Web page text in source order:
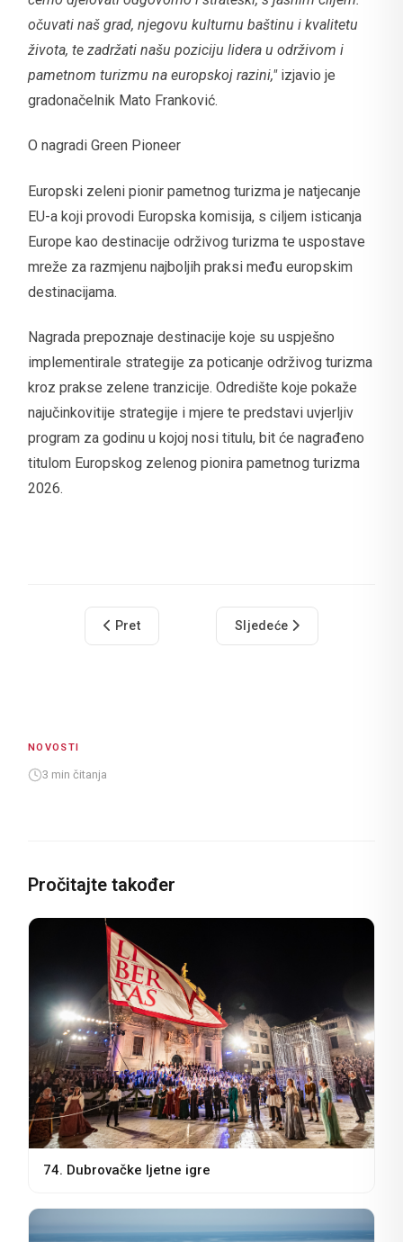
NOVOSTI
3 min čitanja
očuvati naš grad, njegovu kulturnu baštinu i kvalitetu
života, te zadržati našu poziciju lidera u održivom i
pametnom turizmu na europskoj razini,"izjavio je
gradonačelnik Mato Franković.
O nagradi Green Pioneer
Europski zeleni pionir pametnog turizma je natjecanje
EU-a koji provodi Europska komisija, s ciljem isticanja
Europe kao destinacije održivog turizma te uspostave
mreže za razmjenu najboljih praksi među europskim
destinacijama.
Nagrada prepoznaje destinacije koje su uspješno
implementirale strategije za poticanje održivog turizma
kroz prakse zelene tranzicije. Odredište koje pokaže
najučinkovitije strategije i mjere te predstavi uvjerljiv
program za godinu u kojoj nosi titulu, bit će nagrađeno
titulom Europskog zelenog pionira pametnog turizma
2026.
Prethodni članak: Dubrovnik u Pekingu
Pret Sljedeći članak: Počinje
Sljedeće
Pročitajte također
74. Dubrovačke ljetne igre